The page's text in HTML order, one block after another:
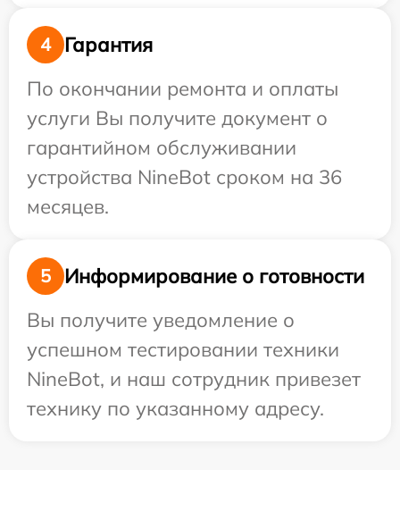
4
Гарантия
По окончании ремонта и оплаты
услуги Вы получите документ о
гарантийном обслуживании
устройства NineBot сроком на 36
месяцев.
5
Информирование о готовности
Вы получите уведомление о
успешном тестировании техники
NineBot, и наш сотрудник привезет
технику по указанному адресу.